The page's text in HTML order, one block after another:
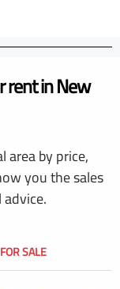
rent in New
area by price,
you the sales
FOR SALE